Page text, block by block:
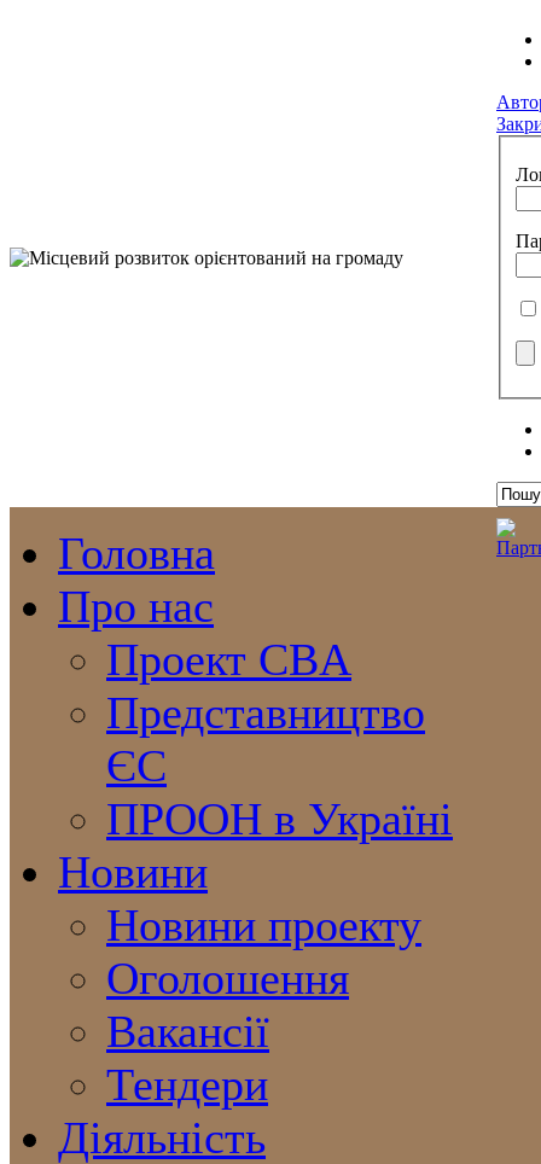
Головна
Про нас
Проект CBA
Представництво
ЄС
ПРООН в Україні
Новини
Новини проекту
Оголошення
Вакансії
Тендери
Діяльність